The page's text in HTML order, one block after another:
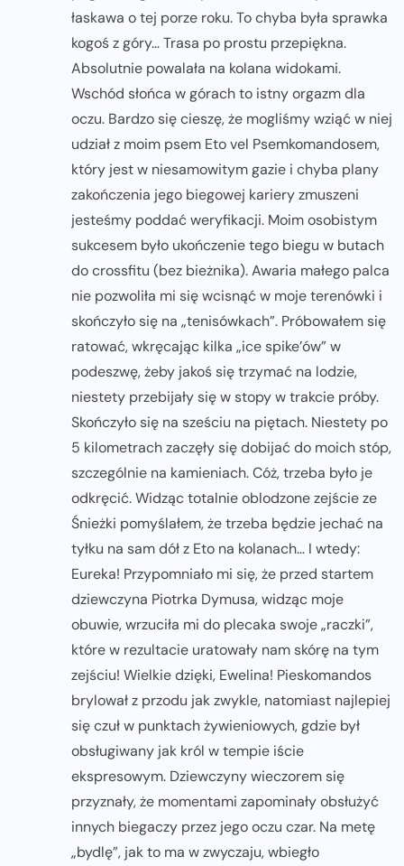
łaskawa o tej porze roku. To chyba była sprawka
kogoś z góry… Trasa po prostu przepiękna.
Absolutnie powalała na kolana widokami.
Wschód słońca w górach to istny orgazm dla
oczu. Bardzo się cieszę, że mogliśmy wziąć w niej
udział z moim psem Eto vel Psemkomandosem,
który jest w niesamowitym gazie i chyba plany
zakończenia jego biegowej kariery zmuszeni
jesteśmy poddać weryfikacji. Moim osobistym
sukcesem było ukończenie tego biegu w butach
do crossfitu (bez bieżnika). Awaria małego palca
nie pozwoliła mi się wcisnąć w moje terenówki i
skończyło się na „tenisówkach”. Próbowałem się
ratować, wkręcając kilka „ice spike’ów” w
podeszwę, żeby jakoś się trzymać na lodzie,
niestety przebijały się w stopy w trakcie próby.
Skończyło się na sześciu na piętach. Niestety po
5 kilometrach zaczęły się dobijać do moich stóp,
szczególnie na kamieniach. Cóż, trzeba było je
odkręcić. Widząc totalnie oblodzone zejście ze
Śnieżki pomyślałem, że trzeba będzie jechać na
tyłku na sam dół z Eto na kolanach… I wtedy:
Eureka! Przypomniało mi się, że przed startem
dziewczyna Piotrka Dymusa, widząc moje
obuwie, wrzuciła mi do plecaka swoje „raczki”,
które w rezultacie uratowały nam skórę na tym
zejściu! Wielkie dzięki, Ewelina! Pieskomandos
brylował z przodu jak zwykle, natomiast najlepiej
się czuł w punktach żywieniowych, gdzie był
obsługiwany jak król w tempie iście
ekspresowym. Dziewczyny wieczorem się
przyznały, że momentami zapominały obsłużyć
innych biegaczy przez jego oczu czar. Na metę
„bydlę”, jak to ma w zwyczaju, wbiegło